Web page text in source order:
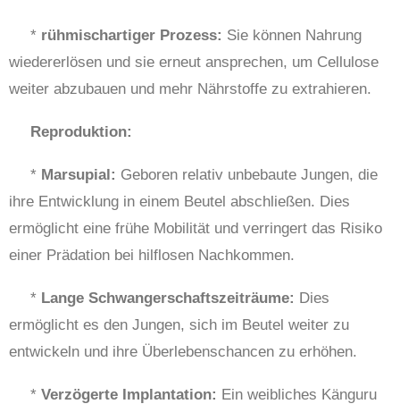
* rühmischartiger Prozess: Sie können Nahrung
wiedererlösen und sie erneut ansprechen, um Cellulose
weiter abzubauen und mehr Nährstoffe zu extrahieren.
Reproduktion:
* Marsupial: Geboren relativ unbebaute Jungen, die
ihre Entwicklung in einem Beutel abschließen. Dies
ermöglicht eine frühe Mobilität und verringert das Risiko
einer Prädation bei hilflosen Nachkommen.
* Lange Schwangerschaftszeiträume: Dies
ermöglicht es den Jungen, sich im Beutel weiter zu
entwickeln und ihre Überlebenschancen zu erhöhen.
* Verzögerte Implantation: Ein weibliches Känguru